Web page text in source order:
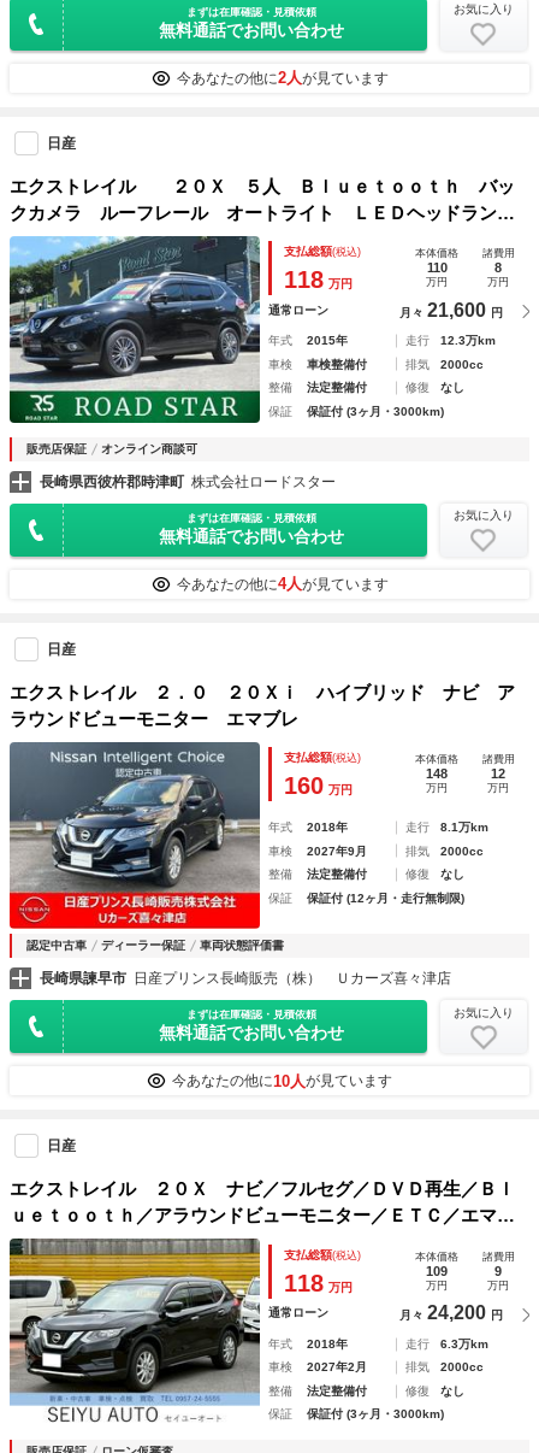
まずは在庫確認・見積依頼
無料通話でお問い合わせ
お気に入り
今あなたの他に2人が見ています
日産
エクストレイル ２０Ｘ ５人 Ｂｌｕｅｔｏｏｔｈ バッ
クカメラ ルーフレール オートライト ＬＥＤヘッドラン
プ キーレスエントリー スマートキー ＡＢＳ
支払総額(税込)
118 万円
本体価格
110
万円
諸費用
8
万円
通常ローン 月々 21,600 円
年式 2015年 走行
12.3万km
車検
車検整備付 排気
2000cc
整備
法定整備付 修復
なし
保証
保証付 (3ヶ月・3000km)
販売店保証 オンライン商談可
長崎県西彼杵郡時津町 株式会社ロードスター
まずは在庫確認・見積依頼
無料通話でお問い合わせ
お気に入り
今あなたの他に4人が見ています
日産
エクストレイル ２．０ ２０Ｘｉ ハイブリッド ナビ ア
ラウンドビューモニター エマブレ
支払総額(税込)
160 万円
本体価格
148
万円
諸費用
12
万円
年式 2018年 走行
8.1万km
車検
2027年9月 排気
2000cc
整備
法定整備付 修復
なし
保証
保証付 (12ヶ月・走行無制限)
認定中古車 ディーラー保証 車両状態評価書
長崎県諫早市 日産プリンス長崎販売（株） Ｕカーズ喜々津店
まずは在庫確認・見積依頼
無料通話でお問い合わせ
お気に入り
今あなたの他に10人が見ています
日産
エクストレイル ２０Ｘ ナビ／フルセグ／ＤＶＤ再生／Ｂｌ
ｕｅｔｏｏｔｈ／アラウンドビューモニター／ＥＴＣ／エマー
ジェンシーブレーキ／レーンキープアシスト／電動リヤゲート
／インテリキー／ワンオーナー
支払総額(税込)
118 万円
本体価格
109
万円
諸費用
9
万円
通常ローン 月々 24,200 円
年式 2018年 走行
6.3万km
車検
2027年2月 排気
2000cc
整備
法定整備付 修復
なし
保証
保証付 (3ヶ月・3000km)